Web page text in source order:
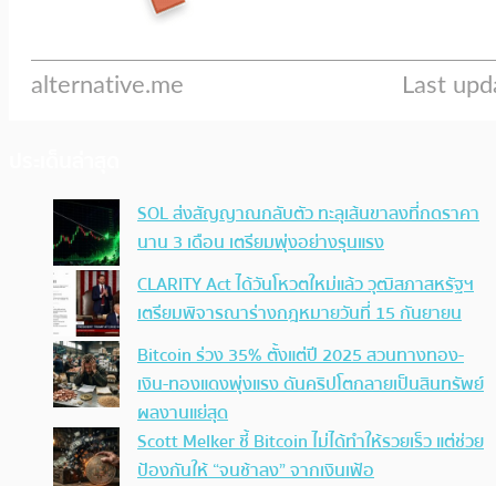
SOL ส่งสัญญาณกลับตัว ทะลุเส้นขาลงที่กดราคา
นาน 3 เดือน เตรียมพุ่งอย่างรุนแรง
CLARITY Act ได้วันโหวตใหม่แล้ว วุฒิสภาสหรัฐฯ
เตรียมพิจารณาร่างกฎหมายวันที่ 15 กันยายน
Bitcoin ร่วง 35% ตั้งแต่ปี 2025 สวนทางทอง-
เงิน-ทองแดงพุ่งแรง ดันคริปโตกลายเป็นสินทรัพย์
ผลงานแย่สุด
Scott Melker ชี้ Bitcoin ไม่ได้ทำให้รวยเร็ว แต่ช่วย
ป้องกันให้ “จนช้าลง” จากเงินเฟ้อ